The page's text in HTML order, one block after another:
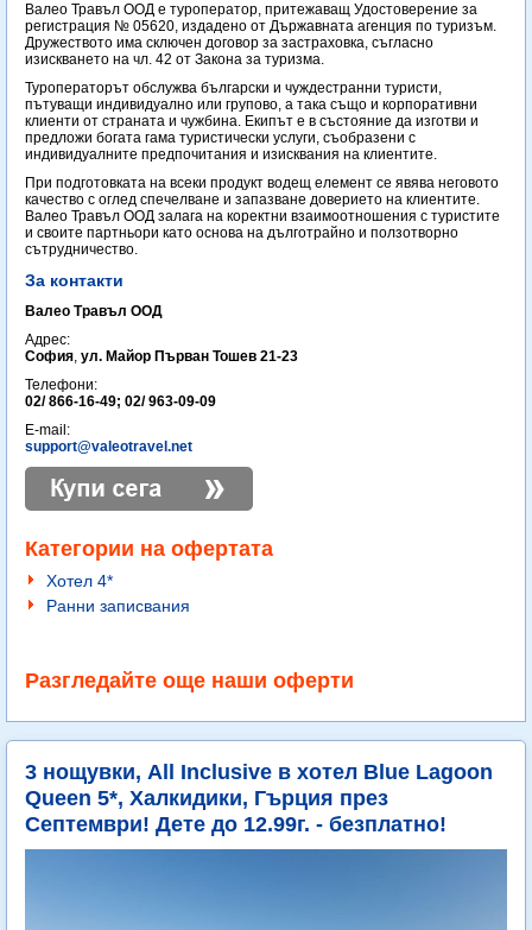
Валео Травъл ООД е туроператор, притежаващ Удостоверение за
регистрация № 05620, издадено от Държавната агенция по туризъм.
Дружеството има сключен договор за застраховка, съгласно
изискването на чл. 42 от Закона за туризма.
Туроператорът обслужва български и чуждестранни туристи,
пътуващи индивидуално или групово, а така също и корпоративни
клиенти от страната и чужбина. Екипът е в състояние да изготви и
предложи богата гама туристически услуги, съобразени с
индивидуалните предпочитания и изисквания на клиентите.
При подготовката на всеки продукт водещ елемент се явява неговото
качество с оглед спечелване и запазване доверието на клиентите.
Валео Травъл ООД залага на коректни взаимоотношения с туристите
и своите партньори като основа на дълготрайно и ползотворно
сътрудничество.
За контакти
Валео Травъл ООД
Адрес:
София, ул. Майор Първан Тошев 21-23
Телефони:
02/ 866-16-49; 02/ 963-09-09
E-mail:
support@valeotravel.net
Категории на офертата
Хотел 4*
Ранни записвания
Разгледайте още наши оферти
3 нощувки, All Inclusive в хотел Blue Lagoon
Queen 5*, Халкидики, Гърция през
Септември! Дете до 12.99г. - безплатно!